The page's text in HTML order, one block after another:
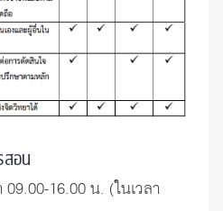
สอน
16.00 น. (ในเวลา